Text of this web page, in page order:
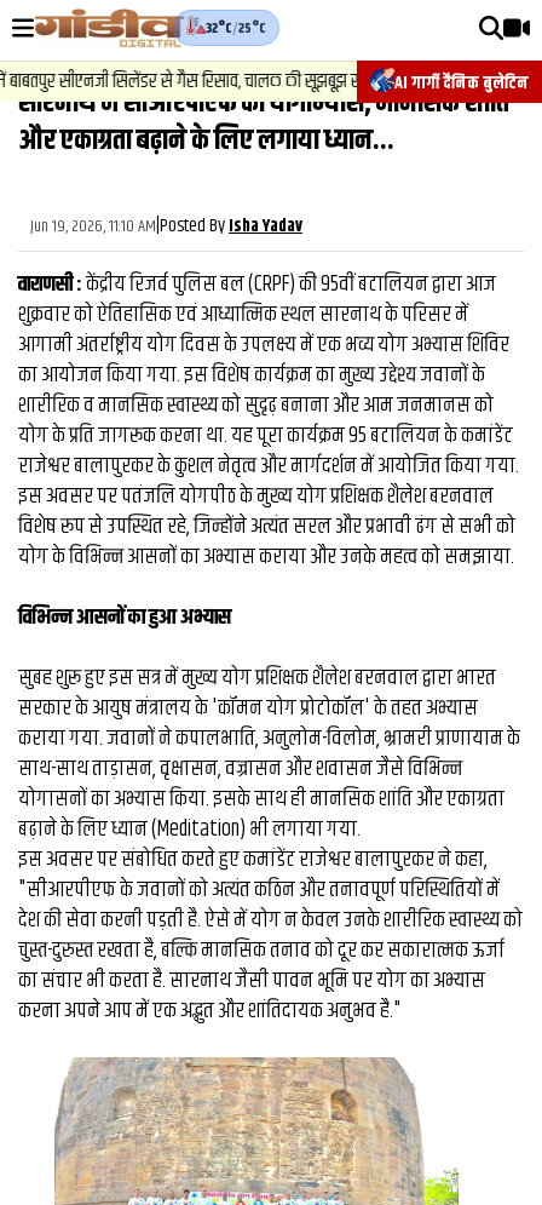
AI गार्गी दैनिक बुलेटिन
32°C/25°C
सीएनजी सिलेंडर से गैस रिसाव, चालक की सूझबूझ से टला बड़ा हादसा. 2.न्यूज़
वीडियोज़
वाराणसी न्यूज़
राजनीति
फिल्मी
साहित्य
संस्कृति
ख़ान पान और जीवनशैली
अंतरराष्ट्रीय
फैक्ट चेक
व्यापार
मौसम
सारनाथ में सीआरपीएफ का योगाभ्‍यास, मानसिक शांति
और एकाग्रता बढ़ाने के लिए लगाया ध्यान...
Jun 19, 2026, 11:10 AM|Posted ByIsha Yadav
​वाराणसी :केंद्रीय रिजर्व पुलिस बल (CRPF) की 95वीं बटालियन द्वारा आज
शुक्रवार को ऐतिहासिक एवं आध्यात्मिक स्थल सारनाथ के परिसर में
आगामी अंतर्राष्ट्रीय योग दिवस के उपलक्ष्य में एक भव्य योग अभ्यास शिविर
का आयोजन किया गया. इस विशेष कार्यक्रम का मुख्य उद्देश्य जवानों के
शारीरिक व मानसिक स्वास्थ्य को सुदृढ़ बनाना और आम जनमानस को
योग के प्रति जागरूक करना था. ​यह पूरा कार्यक्रम 95 बटालियन के कमांडेंट
राजेश्वर बालापुरकर के कुशल नेतृत्व और मार्गदर्शन में आयोजित किया गया.
इस अवसर पर पतंजलि योगपीठ के मुख्य योग प्रशिक्षक शैलेश बरनवाल
विशेष रूप से उपस्थित रहे, जिन्होंने अत्यंत सरल और प्रभावी ढंग से सभी को
योग के विभिन्न आसनों का अभ्यास कराया और उनके महत्व को समझाया.
​विभिन्न आसनों का हुआ अभ्यास
सुबह शुरू हुए इस सत्र में मुख्य योग प्रशिक्षक शैलेश बरनवाल द्वारा भारत
सरकार के आयुष मंत्रालय के 'कॉमन योग प्रोटोकॉल' के तहत अभ्यास
कराया गया. जवानों ने कपालभाति, अनुलोम-विलोम, भ्रामरी प्राणायाम के
साथ-साथ ताड़ासन, वृक्षासन, वज्रासन और शवासन जैसे विभिन्न
योगासनों का अभ्यास किया. इसके साथ ही मानसिक शांति और एकाग्रता
बढ़ाने के लिए ध्यान (Meditation) भी लगाया गया.
इस अवसर पर संबोधित करते हुए कमांडेंट राजेश्वर बालापुरकर ने कहा,
"सीआरपीएफ के जवानों को अत्यंत कठिन और तनावपूर्ण परिस्थितियों में
देश की सेवा करनी पड़ती है. ऐसे में योग न केवल उनके शारीरिक स्वास्थ्य को
चुस्त-दुरुस्त रखता है, बल्कि मानसिक तनाव को दूर कर सकारात्मक ऊर्जा
का संचार भी करता है. सारनाथ जैसी पावन भूमि पर योग का अभ्यास
करना अपने आप में एक अद्भुत और शांतिदायक अनुभव है."